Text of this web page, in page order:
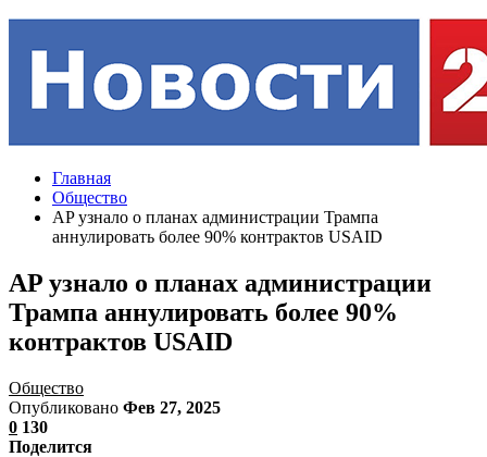
Главная
Общество
АP узнало о планах администрации Трампа
аннулировать более 90% контрактов USAID
АP узнало о планах администрации
Трампа аннулировать более 90%
контрактов USAID
Общество
Опубликовано Фев 27, 2025
0 130
Поделится